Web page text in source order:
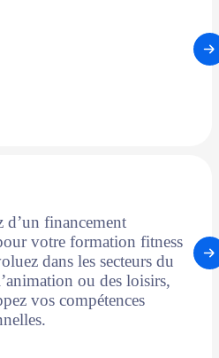
d’un financement
votre formation fitness
dans les secteurs du
ou des loisirs,
vos compétences